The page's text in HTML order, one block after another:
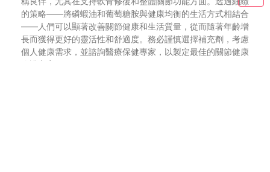
的策略——將磷蝦油和葡萄糖胺與健康均衡的生活方式相結合
——人們可以顯著改善關節健康和生活質量，從而隨著年齡增
長而獲得更好的靈活性和舒適度。務必謹慎選擇補充劑，考慮
個人健康需求，並諮詢醫療保健專家，以製定最佳的關節健康
維護方案。